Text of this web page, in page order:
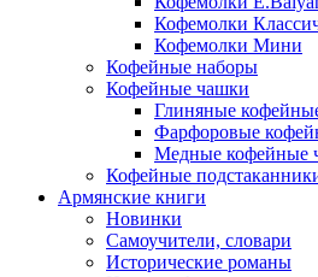
Кофемолки
Кофемолки Мини
Кофейные наборы
Кофейные чашки
Глиняные
Фарфоровые
Медные кофейные
Кофейные
Армянские книги
Новинки
Самоучители, словари
Исторические романы